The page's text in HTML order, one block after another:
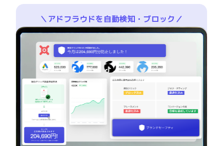
＼アドフラウドを自動検知・ブロック／